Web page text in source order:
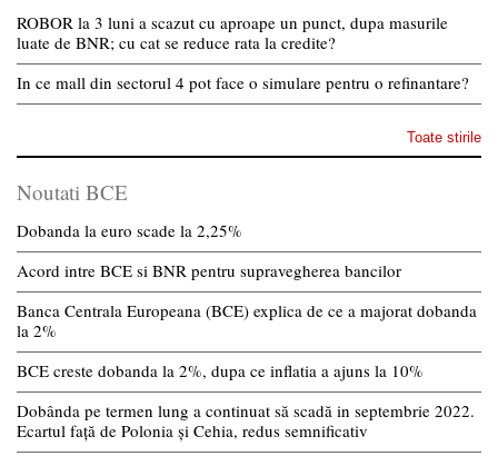
ROBOR la 3 luni a scazut cu aproape un punct, dupa masurile
luate de BNR; cu cat se reduce rata la credite?
In ce mall din sectorul 4 pot face o simulare pentru o refinantare?
Toate stirile
Noutati BCE
Dobanda la euro scade la 2,25%
Acord intre BCE si BNR pentru supravegherea bancilor
Banca Centrala Europeana (BCE) explica de ce a majorat dobanda
la 2%
BCE creste dobanda la 2%, dupa ce inflatia a ajuns la 10%
Dobânda pe termen lung a continuat să scadă in septembrie 2022.
Ecartul față de Polonia și Cehia, redus semnificativ